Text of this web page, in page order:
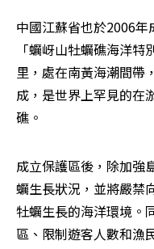
中國江蘇省也於2006
「蠣岈山牡蠣礁海洋
里，處在南黃海潮間帶
成，是世界上罕見的在
礁。
成立保護區後，除加強
蠣生長狀況，並將嚴禁
牡蠣生長的海洋環境。
區、限制遊客人數和漁